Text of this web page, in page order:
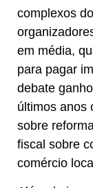
complexos
em média,
para pagar
debate
últimos anos
sobre
fiscal sobre
comércio